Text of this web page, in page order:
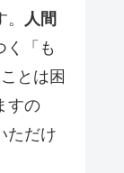
人間
く「も
とは困
すの
ただけ